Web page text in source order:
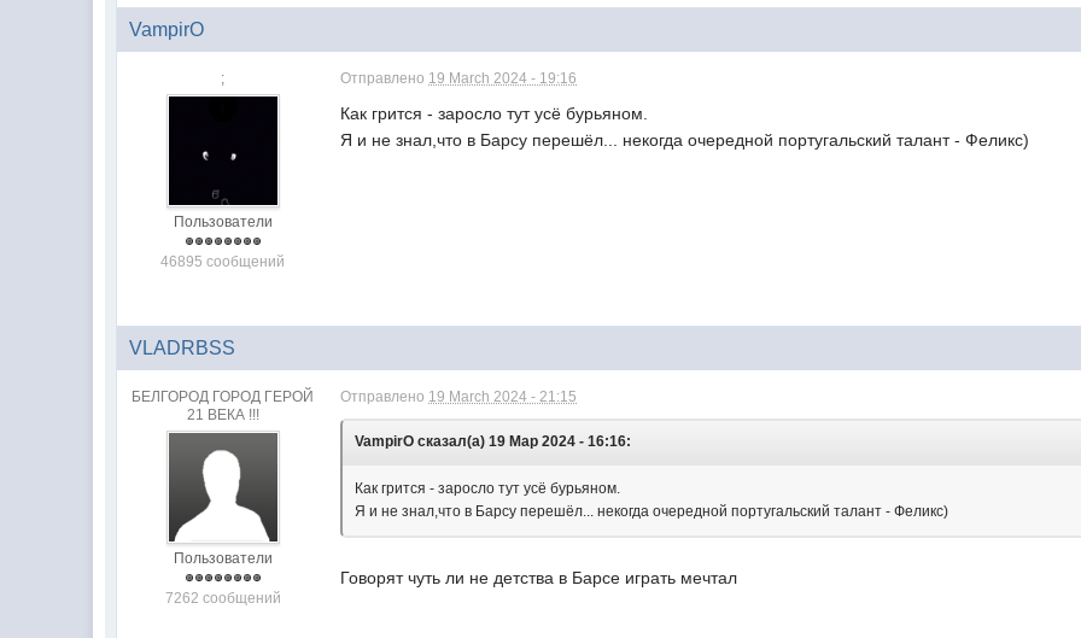
VampirO
;
Пользователи
46895 сообщений
Отправлено 19 March 2024 - 19:16
Как грится - заросло тут усё бурьяном.
Я и не знал,что в Барсу перешёл... некогда очередной португальский талант - Феликс)
VLADRBSS
БЕЛГОРОД ГОРОД ГЕРОЙ
21 ВЕКА !!!
Пользователи
7262 сообщений
Отправлено 19 March 2024 - 21:15
VampirO сказал(а) 19 Мар 2024 - 16:16:
Как грится - заросло тут усё бурьяном.
Я и не знал,что в Барсу перешёл... некогда очередной португальский талант - Феликс)
Говорят чуть ли не детства в Барсе играть мечтал